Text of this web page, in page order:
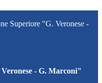
Superiore "G. Veronese -
- G. Marconi"